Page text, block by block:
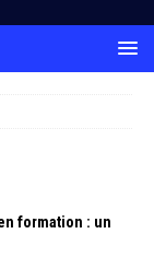
formation : un